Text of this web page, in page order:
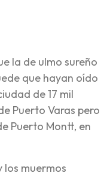
la de ulmo sureño
que hayan oído
de 17 mil
Puerto Varas pero
Puerto Montt, en
los muermos